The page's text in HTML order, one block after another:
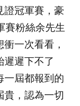
證冠軍賽，豪
賽粉絲余先生
一次看看，
遲遲下不了
一屆都報到的
貴，認為一切